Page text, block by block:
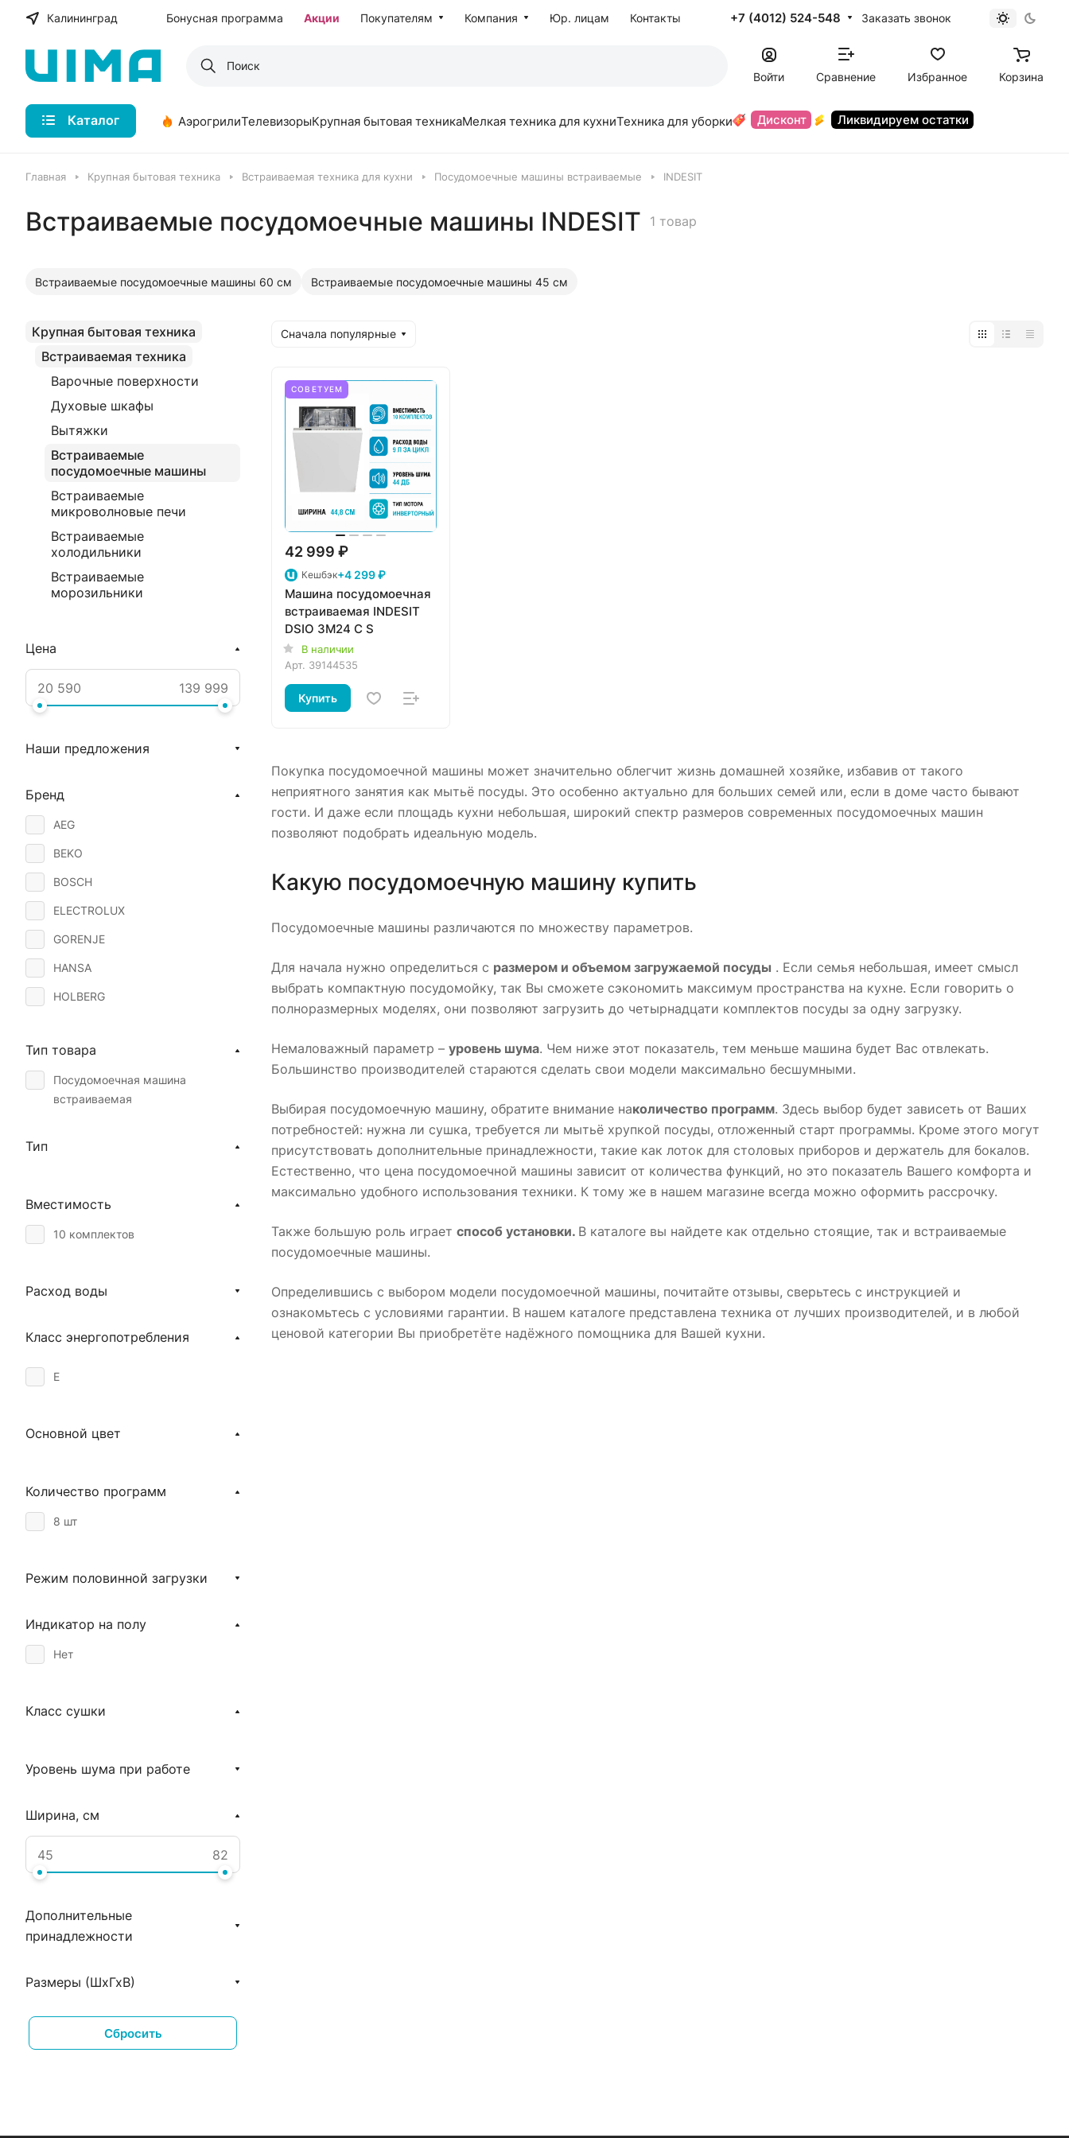
Калининград Бонусная программа Акции Покупателям Компания Юр. лицам Контакты +7 (4012) 524-548 Заказать звонок
Войти Сравнение Избранное Корзина
Каталог АэрогрилиТелевизорыКрупная бытовая техникаМелкая техника для кухниТехника для уборки Дисконт Ликвидируем остатки
Главная Крупная бытовая техника Встраиваемая техника для кухни Посудомоечные машины встраиваемые INDESIT
Встраиваемые посудомоечные машины INDESIT 1 товар
Встраиваемые посудомоечные машины 60 см Встраиваемые посудомоечные машины 45 см
Сначала популярные
СОВЕТУЕМ
42 999 ₽
Кешбэк+4 299 ₽
Машина посудомоечная
встраиваемая INDESIT
DSIO 3M24 C S
В наличии
Арт. 39144535
Купить
Покупка посудомоечной машины может значительно облегчит жизнь домашней хозяйке, избавив от такого
неприятного занятия как мытьё посуды. Это особенно актуально для больших семей или, если в доме часто бывают
гости. И даже если площадь кухни небольшая, широкий спектр размеров современных посудомоечных машин
позволяют подобрать идеальную модель.
Какую посудомоечную машину купить
Посудомоечные машины различаются по множеству параметров.
Для начала нужно определиться с размером и объемом загружаемой посуды . Если семья небольшая, имеет смысл
выбрать компактную посудомойку, так Вы сможете сэкономить максимум пространства на кухне. Если говорить о
полноразмерных моделях, они позволяют загрузить до четырнадцати комплектов посуды за одну загрузку.
Немаловажный параметр – уровень шума. Чем ниже этот показатель, тем меньше машина будет Вас отвлекать.
Большинство производителей стараются сделать свои модели максимально бесшумными.
Выбирая посудомоечную машину, обратите внимание наколичество программ. Здесь выбор будет зависеть от Ваших
потребностей: нужна ли сушка, требуется ли мытьё хрупкой посуды, отложенный старт программы. Кроме этого могут
присутствовать дополнительные принадлежности, такие как лоток для столовых приборов и держатель для бокалов.
Естественно, что цена посудомоечной машины зависит от количества функций, но это показатель Вашего комфорта и
максимально удобного использования техники. К тому же в нашем магазине всегда можно оформить рассрочку.
Также большую роль играет способ установки. В каталоге вы найдете как отдельно стоящие, так и встраиваемые
посудомоечные машины.
Определившись с выбором модели посудомоечной машины, почитайте отзывы, сверьтесь с инструкцией и
ознакомьтесь с условиями гарантии. В нашем каталоге представлена техника от лучших производителей, и в любой
ценовой категории Вы приобретёте надёжного помощника для Вашей кухни.
Крупная бытовая техника
Встраиваемая техника
Варочные поверхности
Духовые шкафы
Вытяжки
Встраиваемые
посудомоечные машины
Встраиваемые
микроволновые печи
Встраиваемые
холодильники
Встраиваемые
морозильники
Цена
Наши предложения
Бренд
AEG
BEKO
BOSCH
ELECTROLUX
GORENJE
HANSA
HOLBERG
NEFF
SIEMENS
Тип товара
Посудомоечная машина
встраиваемая
Тип
Вместимость
10 комплектов
Расход воды
Класс энергопотребления
E
Основной цвет
Количество программ
8 шт
Режим половинной загрузки
Индикатор на полу
Нет
Класс сушки
Уровень шума при работе
Ширина, см
Дополнительные
принадлежности
Размеры (ШхГхВ)
Сбросить